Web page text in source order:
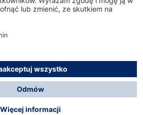
z o.o., 2025
na warunkach opisanych w